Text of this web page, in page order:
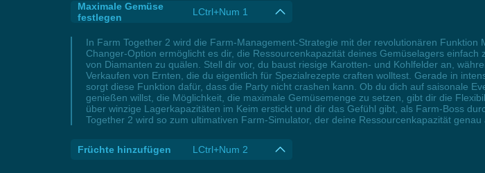
Maximale Gemüse
festlegen
LCtrl+Num 1
In Farm Together 2 wird die Farm-Management-Strategie mit der revolutionären
Changer-Option ermöglicht es dir, die Ressourcenkapazität deines Gemüselagers
von Diamanten zu quälen. Stell dir vor, du baust riesige Karotten- und Kohlfelder an,
Verkaufen von Ernten, die du eigentlich für Spezialrezepte craften wolltest. Gerade in
sorgt diese Funktion dafür, dass die Party nicht crashen kann. Ob du dich auf saisonale
genießen willst, die Möglichkeit, die maximale Gemüsemenge zu setzen, gibt dir die
über winzige Lagerkapazitäten im Keim erstickt und dir das Gefühl gibt, als Farm-Boss
Together 2 wird so zum ultimativen Farm-Simulator, der deine Ressourcenkapazität genau
Früchte hinzufügen LCtrl+Num 2